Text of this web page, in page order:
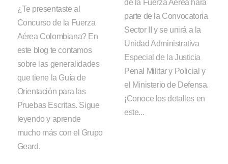
¿Te presentaste al
Concurso de la Fuerza
Aérea Colombiana? En
este blog te contamos
sobre las generalidades
que tiene la Guía de
Orientación para las
Pruebas Escritas. Sigue
leyendo y aprende
mucho más con el Grupo
Geard.
de la Fuerza Aérea hará
parte de la Convocatoria
Sector II y se unirá a la
Unidad Administrativa
Especial de la Justicia
Penal Militar y Policial y
el Ministerio de Defensa.
¡Conoce los detalles en
este...